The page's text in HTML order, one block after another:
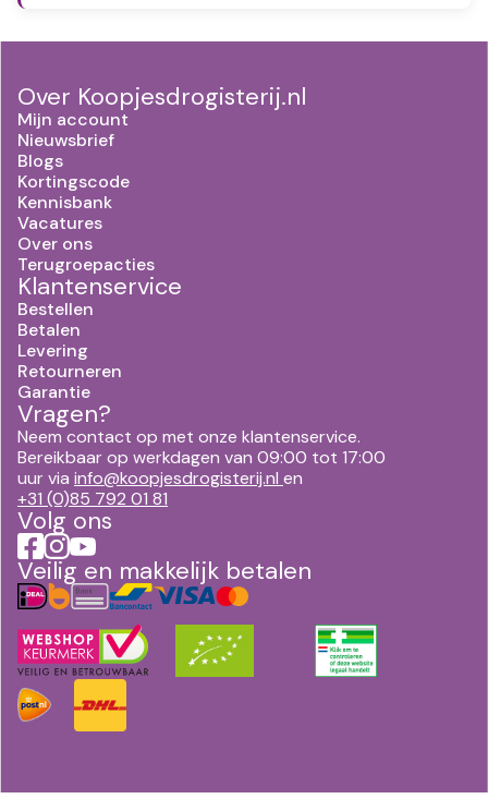
Over Koopjesdrogisterij.nl
Mijn account
Nieuwsbrief
Blogs
Kortingscode
Kennisbank
Vacatures
Over ons
Terugroepacties
Klantenservice
Bestellen
Betalen
Levering
Retourneren
Garantie
Vragen?
Neem contact op met onze klantenservice.
Bereikbaar op werkdagen van 09:00 tot 17:00
uur via info@koopjesdrogisterij.nl en
+31 (0)85 792 01 81
Volg ons
Veilig en makkelijk betalen